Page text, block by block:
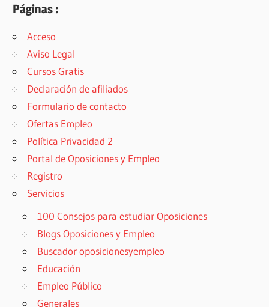
Páginas :
Acceso
Aviso Legal
Cursos Gratis
Declaración de afiliados
Formulario de contacto
Ofertas Empleo
Política Privacidad 2
Portal de Oposiciones y Empleo
Registro
Servicios
100 Consejos para estudiar Oposiciones
Blogs Oposiciones y Empleo
Buscador oposicionesyempleo
Educación
Empleo Público
Generales